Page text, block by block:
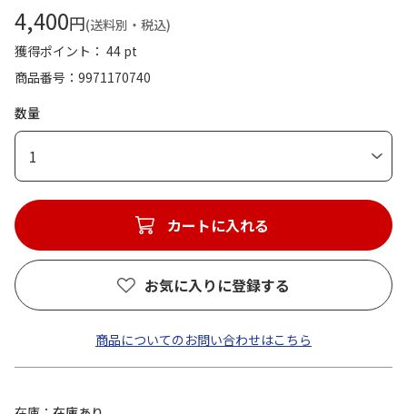
4,400円(送料別・税込)
獲得ポイント： 44 pt
商品番号
9971170740
数量
1
カートに入れる
お気に入りに登録する
商品についてのお問い合わせはこちら